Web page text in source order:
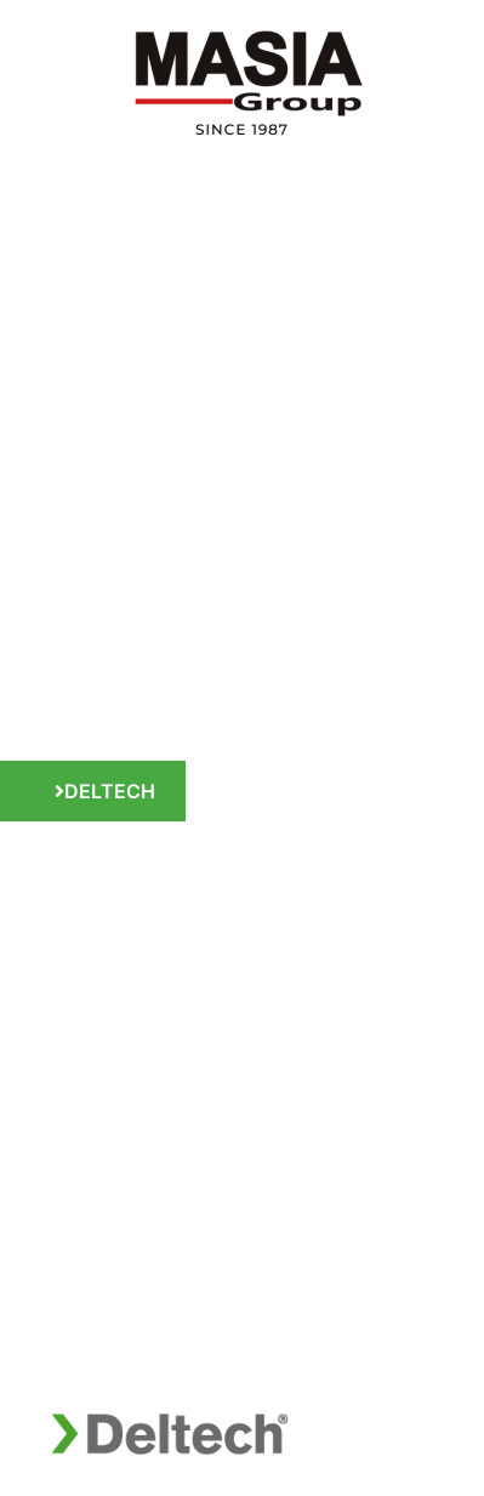
DELTECH